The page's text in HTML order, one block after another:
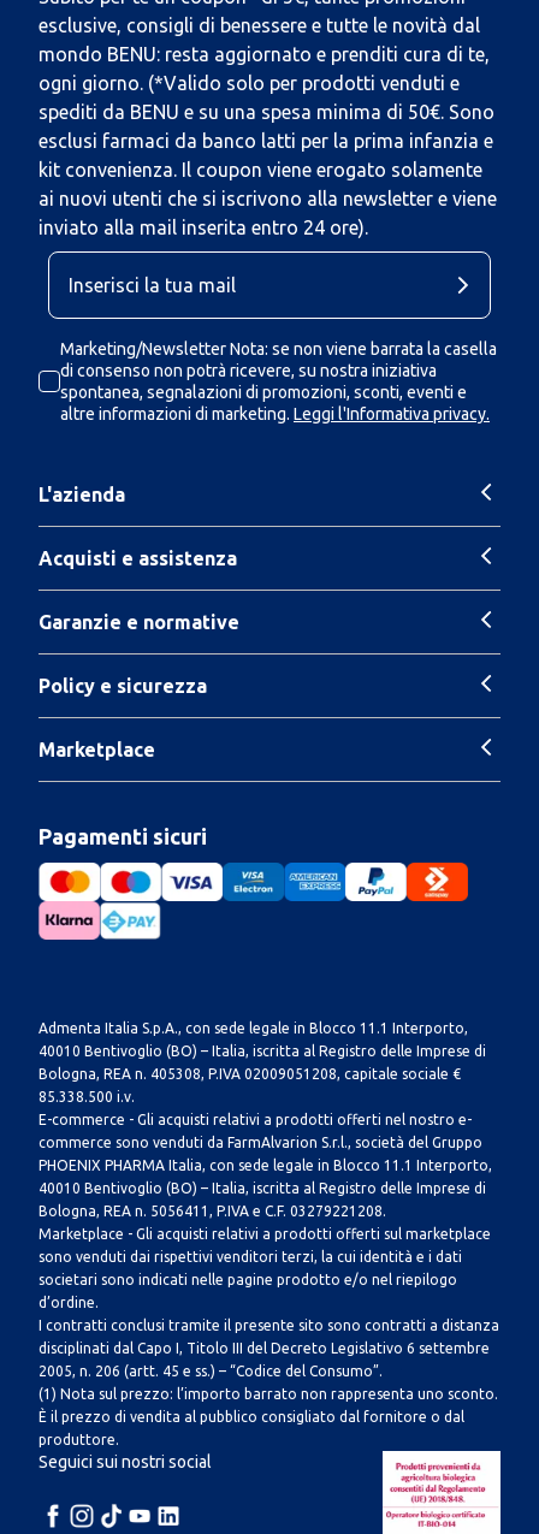
esclusive, consigli di benessere e tutte le novità dal
mondo BENU: resta aggiornato e prenditi cura di te,
ogni giorno. (*Valido solo per prodotti venduti e
spediti da BENU e su una spesa minima di 50€. Sono
esclusi farmaci da banco latti per la prima infanzia e
kit convenienza. Il coupon viene erogato solamente
ai nuovi utenti che si iscrivono alla newsletter e viene
inviato alla mail inserita entro 24 ore).
Marketing/Newsletter Nota: se non viene barrata la casella
di consenso non potrà ricevere, su nostra iniziativa
spontanea, segnalazioni di promozioni, sconti, eventi e
altre informazioni di marketing. Leggi l'Informativa privacy.
L'azienda
Acquisti e assistenza
Garanzie e normative
Policy e sicurezza
Marketplace
Pagamenti sicuri
Admenta Italia S.p.A., con sede legale in Blocco 11.1 Interporto,
40010 Bentivoglio (BO) – Italia, iscritta al Registro delle Imprese di
Bologna, REA n. 405308, P.IVA 02009051208, capitale sociale €
85.338.500 i.v.
E-commerce - Gli acquisti relativi a prodotti offerti nel nostro e-
commerce sono venduti da FarmAlvarion S.r.l., società del Gruppo
PHOENIX PHARMA Italia, con sede legale in Blocco 11.1 Interporto,
40010 Bentivoglio (BO) – Italia, iscritta al Registro delle Imprese di
Bologna, REA n. 5056411, P.IVA e C.F. 03279221208.
Marketplace - Gli acquisti relativi a prodotti offerti sul marketplace
sono venduti dai rispettivi venditori terzi, la cui identità e i dati
societari sono indicati nelle pagine prodotto e/o nel riepilogo
d’ordine.
I contratti conclusi tramite il presente sito sono contratti a distanza
disciplinati dal Capo I, Titolo III del Decreto Legislativo 6 settembre
2005, n. 206 (artt. 45 e ss.) – “Codice del Consumo”.
(1) Nota sul prezzo: l’importo barrato non rappresenta uno sconto.
È il prezzo di vendita al pubblico consigliato dal fornitore o dal
produttore.
Seguici sui nostri social